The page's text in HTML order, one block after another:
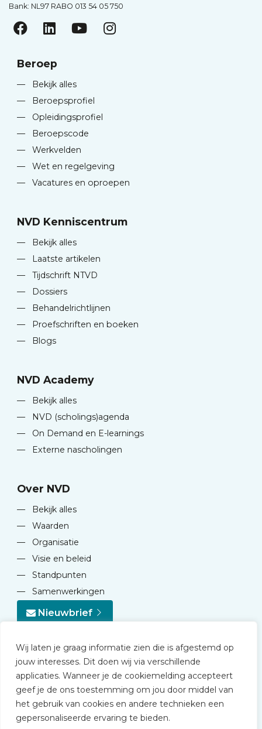
Wij laten je graag informatie zien die is afgestemd op
jouw interesses. Dit doen wij via verschillende
applicaties. Wanneer je de cookiemelding accepteert
geef je de ons toestemming om jou door middel van
het gebruik van cookies en andere technieken een
gepersonaliseerde ervaring te bieden.
Bank: NL97 RABO 013 54 05 750
Beroep
—
Bekijk alles
—
Beroepsprofiel
—
Opleidingsprofiel
—
Beroepscode
—
Werkvelden
—
Wet en regelgeving
—
Vacatures en oproepen
NVD Kenniscentrum
—
Bekijk alles
—
Laatste artikelen
—
Tijdschrift NTVD
—
Dossiers
—
Behandelrichtlijnen
—
Proefschriften en boeken
—
Blogs
NVD Academy
—
Bekijk alles
—
NVD (scholings)agenda
—
On Demand en E-learnings
—
Externe nascholingen
Over NVD
—
Bekijk alles
—
Waarden
—
Organisatie
—
Visie en beleid
—
Standpunten
—
Samenwerkingen
Nieuwbrief
© 2026 NVD
Privacy statement
Disclaimer